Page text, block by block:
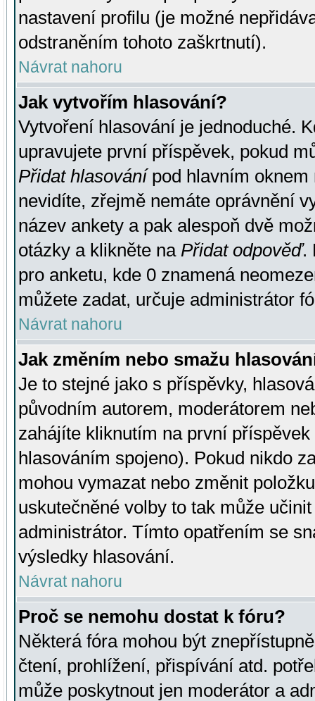
nastavení profilu (je možné
odstraněním tohoto zaškrtnutí).
Návrat nahoru
Jak vytvořím hlasování?
Vytvoření hlasování je jednoduché.
upravujete první příspěvek, pokud
Přidat hlasovánípod hlavním oknem
nevidíte, zřejmě nemáte oprávnění
název ankety a pak alespoň dvě
otázky a klikněte na Přidat odpověď.
pro anketu, kde 0 znamená
můžete zadat, určuje administrátor
Návrat nahoru
Jak změním nebo smažu
Je to stejné jako s příspěvky,
původním autorem, moderátorem
zahájíte kliknutím na první
hlasováním spojeno). Pokud nikdo
mohou vymazat nebo změnit
uskutečněné volby to tak může
administrátor. Tímto opatřením se
výsledky hlasování.
Návrat nahoru
Proč se nemohu dostat k fóru?
Některá fóra mohou být
čtení, prohlížení, přispívání atd.
může poskytnout jen moderátor a